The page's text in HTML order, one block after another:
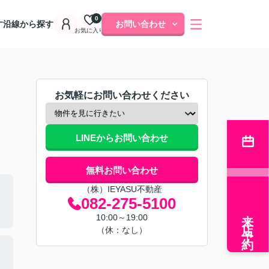
沿線から探す
お気に入り
0
お問い合わせ
お気軽にお問い合わせください
LINEからお問い合わせ
無料お問い合わせ
（株）IEYASU不動産
082-275-5100
10:00～19:00
（休：なし）
来店予約